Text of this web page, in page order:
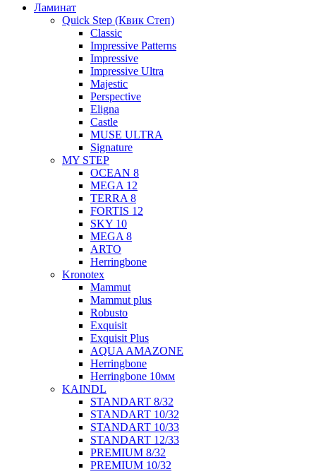
Ламинат
Quick Step (Квик Степ)
Classic
Impressive Patterns
Impressive
Impressive Ultra
Majestic
Perspective
Eligna
Castle
MUSE ULTRA
Signature
MY STEP
OCEAN 8
MEGA 12
TERRA 8
FORTIS 12
SKY 10
MEGA 8
ARTO
Herringbone
Kronotex
Mammut
Mammut plus
Robusto
Exquisit
Exquisit Plus
AQUA AMAZONE
Herringbone
Herringbone 10мм
KAINDL
STANDART 8/32
STANDART 10/32
STANDART 10/33
STANDART 12/33
PREMIUM 8/32
PREMIUM 10/32